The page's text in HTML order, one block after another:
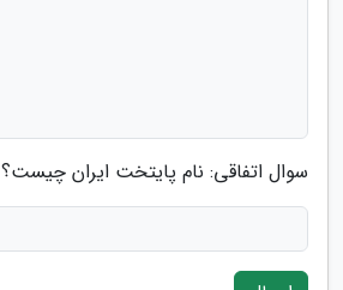
سوال اتفاقی: نام پایتخت ایران چیست؟